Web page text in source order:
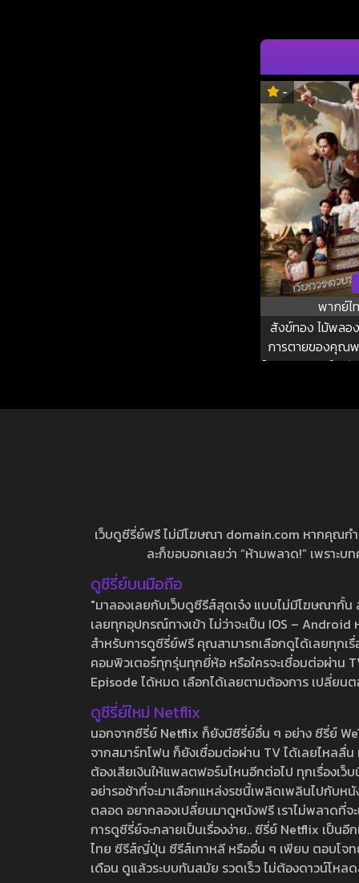
-
พากย์ไ
สังข์ทอง ไม้พลอ
การตายของคุณ
ไม้พลอง ทองใบ กั
เว็บดูซีรี่ย์ฟรี ไม่มีโฆษณา domain.com หากคุณก
ละก็ขอบอกเลยว่า “ห้ามพลาด!” เพราะ
ดูซีรี่ย์บนมือถือ
"มาลองเลยกับเว็บดูซีรีส์สุดเจ๋ง แบบไม่มีโฆษณากั้
เลยทุกอุปกรณ์ทางเข้า ไม่ว่าจะเป็น IOS –
สำหรับการดูซีรี่ย์ฟรี คุณสามารถเลือกดูได้เลยทุกเ
คอมพิวเตอร์ทุกรุ่นทุกยี่ห้อ หรือใครจะเชื่อมต่อผ่าน
Episode ได้หมด เลือกได้เลยตามต้องการ เปลี่ยน
ดูซีรี่ย์ใหม่ Netflix
นอกจากซีรี่ย์ Netflix ก็ยังมีซีรี่ย์อื่น ๆ อย่าง ซีรี่ย์
จากสมาร์ทโฟน ก็ยังเชื่อมต่อผ่าน TV ได้เลยไหลลื่
ต้องเสียเงินให้แพลตฟอร์มไหนอีกต่อไป ทุกเรื่องเว็
อย่ารอช้าที่จะมาเลือกแหล่งรชนี้เพลิดเพลินไปกับห
ตลอด อยากลองเปลี่ยนมาดูหนังฟรี เราไม่พลาดที่
การดูซีรี่ย์จะกลายเป็นเรื่องง่าย.. ซีรี่ย์ Netflix เป็น
ไทย ซีรีส์ญี่ปุ่น ซีรีส์เกาหลี หรืออื่น ๆ เพียบ ตอบโจท
เดือน ดูแล้วระบบทันสมัย รวดเร็ว ไม่ต้องดาวน์โห